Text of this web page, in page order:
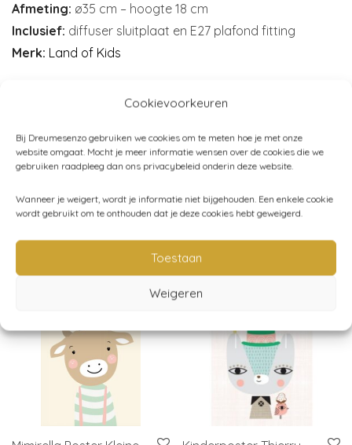
Cookievoorkeuren
Bij Dreumesenzo gebruiken we cookies om te meten hoe je met onze
website omgaat. Mocht je meer informatie wensen over de cookies die we
gebruiken raadpleeg dan ons privacybeleid onderin deze website.
Wanneer je weigert, wordt je informatie niet bijgehouden. Een enkele cookie
wordt gebruikt om te onthouden dat je deze cookies hebt geweigerd.
Toestaan
Weigeren
Afmeting: ø35 cm – hoogte 18 cm
Inclusief: diffuser sluitplaat en E27 plafond fitting
Merk: Land of Kids
Categorieën:Dino Kamer,Kinderkamer,Land of Kids,
Verlichting
Gerelateerde producten
%
sale